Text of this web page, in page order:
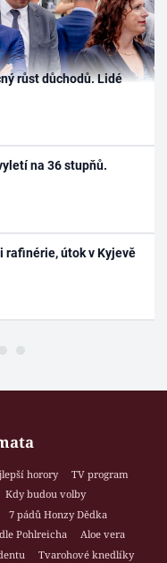
růst důchodů. Lidé
na 36 stupňů.
rafinérie, útok v Kyjevě
horory
TV program
Kdy budou volby
7 pádů Honzy Dědka
Pohlreicha
Aloe vera
Tvarohové knedlíky